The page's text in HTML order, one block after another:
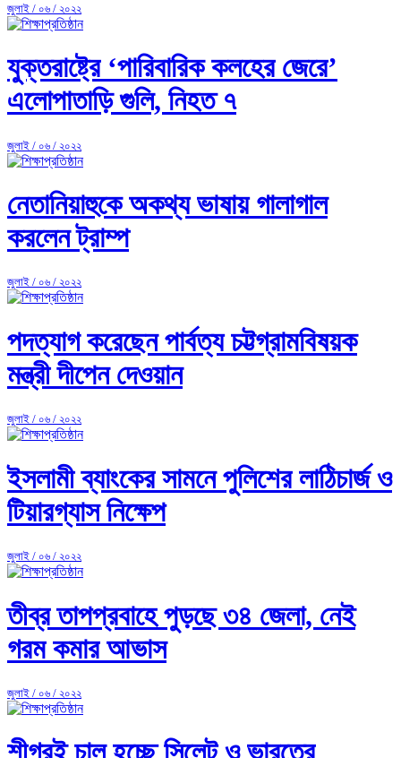
জুলাই / ০৬ / ২০২২
যুক্তরাষ্ট্রে ‘পারিবারিক কলহের জেরে’
এলোপাতাড়ি গুলি, নিহত ৭
জুলাই / ০৬ / ২০২২
নেতানিয়াহুকে অকথ্য ভাষায় গালাগাল
করলেন ট্রাম্প
জুলাই / ০৬ / ২০২২
পদত্যাগ করেছেন পার্বত্য চট্টগ্রামবিষয়ক
মন্ত্রী দীপেন দেওয়ান
জুলাই / ০৬ / ২০২২
ইসলামী ব্যাংকের সামনে পুলিশের লাঠিচার্জ ও
টিয়ারগ্যাস নিক্ষেপ
জুলাই / ০৬ / ২০২২
তীব্র তাপপ্রবাহে পুড়ছে ৩৪ জেলা, নেই
গরম কমার আভাস
জুলাই / ০৬ / ২০২২